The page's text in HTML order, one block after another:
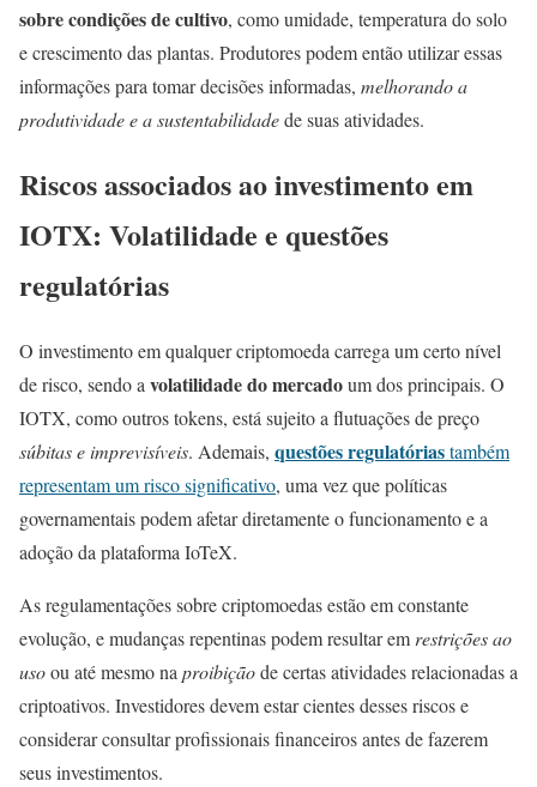
sobre condições de cultivo, como umidade, temperatura do solo
e crescimento das plantas. Produtores podem então utilizar essas
informações para tomar decisões informadas, melhorando a
produtividade e a sustentabilidadede suas atividades.
Riscos associados ao investimento em
IOTX: Volatilidade e questões
regulatórias
O investimento em qualquer criptomoeda carrega um certo nível
de risco, sendo avolatilidade do mercadoum dos principais. O
IOTX, como outros tokens, está sujeito a flutuações de preço
súbitas e imprevisíveis. Ademais, questões regulatóriastambém
representam um risco significativo, uma vez que políticas
governamentais podem afetar diretamente o funcionamento e a
adoção da plataforma IoTeX.
As regulamentações sobre criptomoedas estão em constante
evolução, e mudanças repentinas podem resultar emrestrições ao
usoou até mesmo naproibiçãode certas atividades relacionadas a
criptoativos. Investidores devem estar cientes desses riscos e
considerar consultar profissionais financeiros antes de fazerem
seus investimentos.